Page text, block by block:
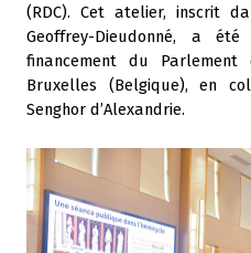
(RDC). Cet atelier, inscrit
Geoffrey-Dieudonné, a
financement du
Bruxelles (Belgique), en
Senghor d’Alexandrie.